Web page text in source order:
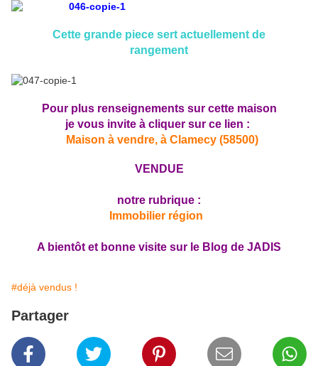
Cette grande piece sert actuellement de
rangement
Pour plus renseignements sur cette maison
je vous invite à cliquer sur ce lien :
Maison à vendre, à Clamecy (58500)
VENDUE
notre rubrique :
Immobilier région
A bientôt et bonne visite sur le Blog de JADIS
#déjà vendus !
Partager